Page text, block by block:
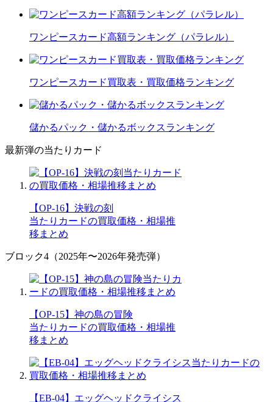
ワンピースカード高額ランキング（パラレル）
ワンピースカード買取表・買取価格ランキング
儲かるパック・儲かるボックスランキング
最新弾の当たりカード
【OP-16】決戦の刻
当たりカードの買取価格・相場推
移まとめ
ブロック4（2025年〜2026年発売弾）
【OP-15】神の島の冒険
当たりカードの買取価格・相場推
移まとめ
【EB-04】エッグヘッドクライシス